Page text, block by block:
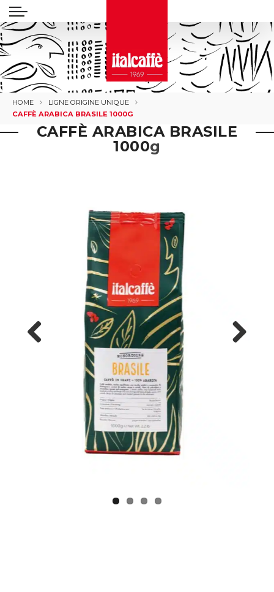
HOME
LIGNE ORIGINE UNIQUE
CAFFÈ ARABICA BRASILE 1000G
CAFFÈ ARABICA BRASILE
1000g